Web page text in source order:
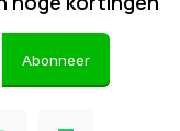
Abonneer